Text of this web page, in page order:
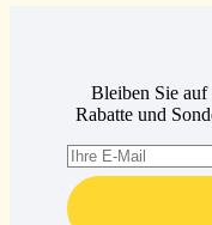
Bleiben Sie
Rabatte und